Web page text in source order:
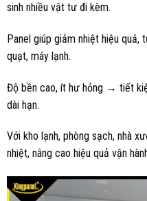
sinh nhiều vật tư đi kèm.
Panel giúp giảm nhiệt hiệu quả,
quạt, máy lạnh.
Độ bền cao, ít hư hỏng → tiết
dài hạn.
Với kho lạnh, phòng sạch, nhà
nhiệt, nâng cao hiệu quả vận